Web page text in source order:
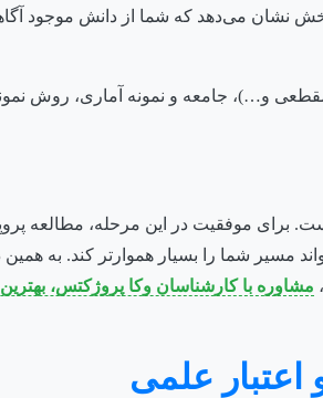
نشان می‌دهد که شما از دانش موجود
و…)، جامعه و نمونه آماری، روش
موفقیت در این مرحله، مطالعه
شما را بسیار هموارتر کند. به همین
مشاوره با کارشناسان وکا پروژکتس،